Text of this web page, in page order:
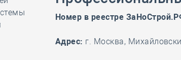
Номер в реестре
Адрес: г. Москва,